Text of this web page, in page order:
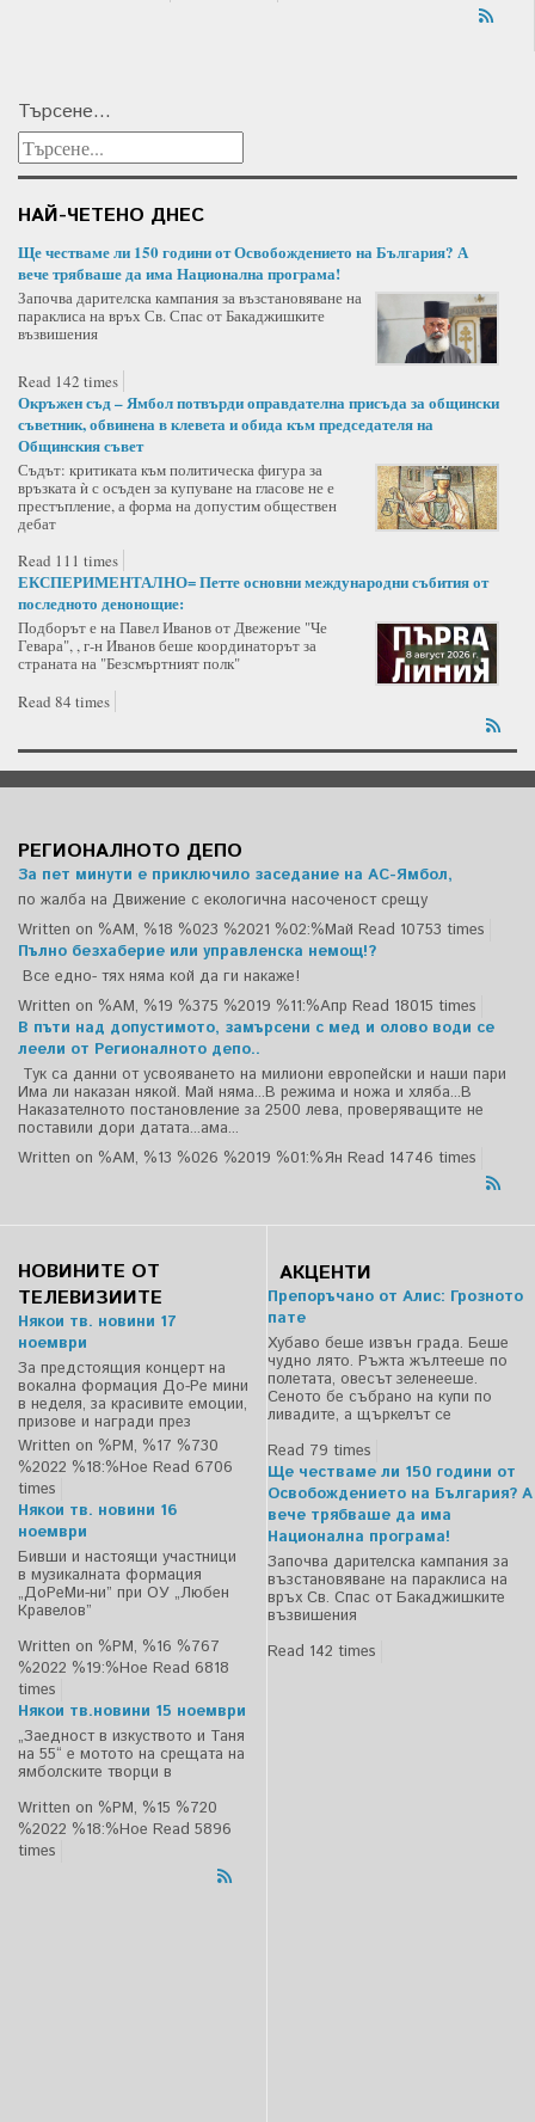
Търсене...
НАЙ-ЧЕТЕНО ДНЕС
Ще честваме ли 150 години от Освобождението на България? А
вече трябваше да има Национална програма!
Започва дарителска кампания за възстановяване на
параклиса на връх Св. Спас от Бакаджишките
възвишения
Read 142 times
Окръжен съд – Ямбол потвърди оправдателна присъда за общински
съветник, обвинена в клевета и обида към председателя на
Общинския съвет
Съдът: критиката към политическа фигура за
връзката ѝ с осъден за купуване на гласове не е
престъпление, а форма на допустим обществен
дебат
Read 111 times
ЕКСПЕРИМЕНТАЛНО= Петте основни международни събития от
последното денонощие:
Подборът е на Павел Иванов от Двежение "Че
Гевара", , г-н Иванов беше координаторът за
страната на "Безсмъртният полк"
Read 84 times
РЕГИОНАЛНОТО ДЕПО
За пет минути е приключило заседание на АС-Ямбол,
по жалба на Движение с екологична насоченост срещу
Written on %AM, %18 %023 %2021 %02:%Май Read 10753 times
Пълно безхаберие или управленска немощ!?
Все едно- тях няма кой да ги накаже!
Written on %AM, %19 %375 %2019 %11:%Апр Read 18015 times
В пъти над допустимото, замърсени с мед и олово води се
леели от Регионалното депо..
Тук са данни от усвояването на милиони европейски и наши пари
Има ли наказан някой. Май няма...В режима и ножа и хляба...В
Наказателното постановление за 2500 лева, проверяващите не
поставили дори датата...ама...
Written on %AM, %13 %026 %2019 %01:%Ян Read 14746 times
НОВИНИТЕ ОТ
ТЕЛЕВИЗИИТЕ
Някои тв. новини 17
ноември
За предстоящия концерт на
вокална формация До-Ре мини
в неделя, за красивите емоции,
призове и награди през
Written on %PM, %17 %730
%2022 %18:%Ное Read 6706
times
Някои тв. новини 16
ноември
Бивши и настоящи участници
в музикалната формация
„ДоРеМи-ни” при ОУ „Любен
Кравелов”
Written on %PM, %16 %767
%2022 %19:%Ное Read 6818
times
Някои тв.новини 15 ноември
„Заедност в изкуството и Таня
на 55“ е мотото на срещата на
ямболските творци в
Written on %PM, %15 %720
%2022 %18:%Ное Read 5896
times
АКЦЕНТИ
Препоръчано от Алис: Грозното
пате
Хубаво беше извън града. Беше
чудно лято. Ръжта жълтееше по
полетата, овесът зеленееше.
Сеното бе събрано на купи по
ливадите, а щъркелът се
Read 79 times
Ще честваме ли 150 години от
Освобождението на България? А
вече трябваше да има
Национална програма!
Започва дарителска кампания за
възстановяване на параклиса на
връх Св. Спас от Бакаджишките
възвишения
Read 142 times